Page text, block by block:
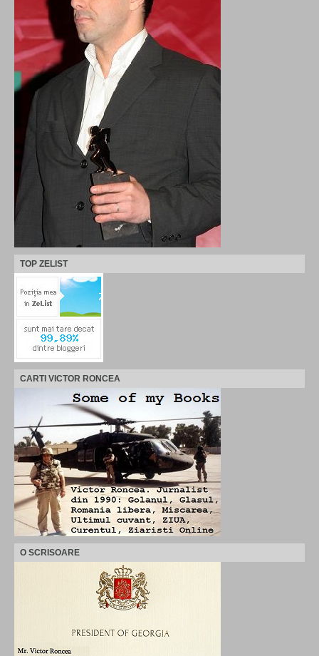
TOP ZELIST
CARTI VICTOR RONCEA
O SCRISOARE